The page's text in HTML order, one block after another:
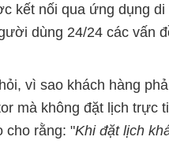
kết nối qua ứng dụng
dùng 24/24 các vấn
vì sao khách hàng
mà không đặt lịch trực
cho rằng: "Khi đặt lịch